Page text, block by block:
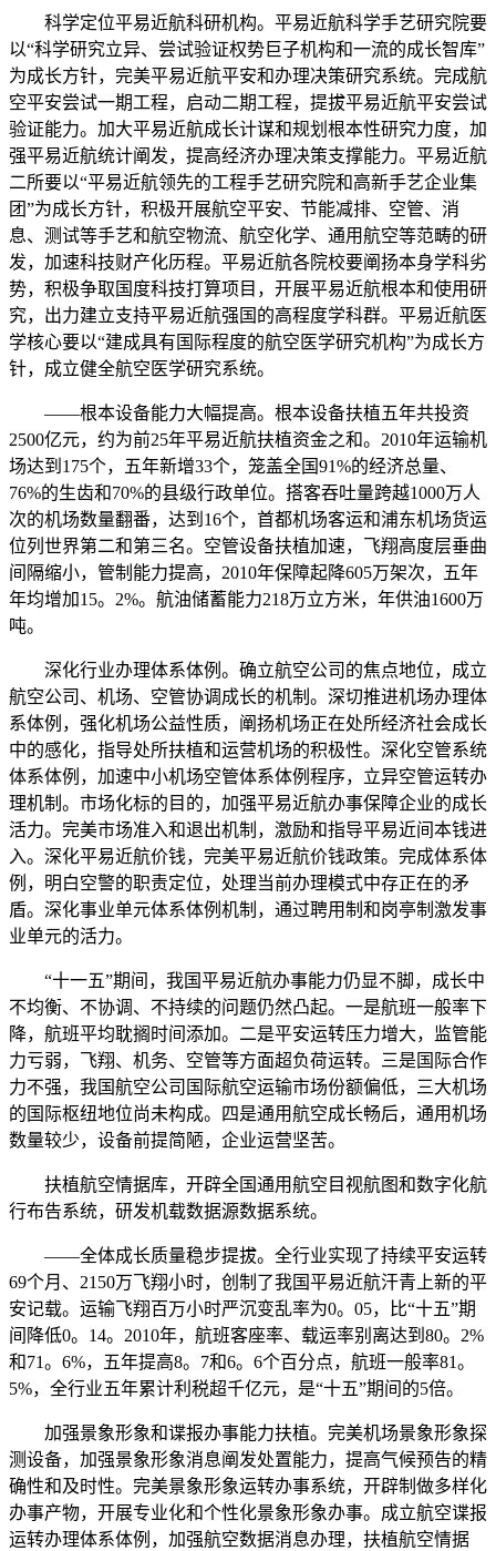
科学定位平易近航科研机构。平易近航科学手艺研究院要
以“科学研究立异、尝试验证权势巨子机构和一流的成长智库”
为成长方针，完美平易近航平安和办理决策研究系统。完成航
空平安尝试一期工程，启动二期工程，提拔平易近航平安尝试
验证能力。加大平易近航成长计谋和规划根本性研究力度，加
强平易近航统计阐发，提高经济办理决策支撑能力。平易近航
二所要以“平易近航领先的工程手艺研究院和高新手艺企业集
团”为成长方针，积极开展航空平安、节能减排、空管、消
息、测试等手艺和航空物流、航空化学、通用航空等范畴的研
发，加速科技财产化历程。平易近航各院校要阐扬本身学科劣
势，积极争取国度科技打算项目，开展平易近航根本和使用研
究，出力建立支持平易近航强国的高程度学科群。平易近航医
学核心要以“建成具有国际程度的航空医学研究机构”为成长方
针，成立健全航空医学研究系统。
——根本设备能力大幅提高。根本设备扶植五年共投资
2500亿元，约为前25年平易近航扶植资金之和。2010年运输机
场达到175个，五年新增33个，笼盖全国91%的经济总量、
76%的生齿和70%的县级行政单位。搭客吞吐量跨越1000万人
次的机场数量翻番，达到16个，首都机场客运和浦东机场货运
位列世界第二和第三名。空管设备扶植加速，飞翔高度层垂曲
间隔缩小，管制能力提高，2010年保障起降605万架次，五年
年均增加15。2%。航油储蓄能力218万立方米，年供油1600万
吨。
深化行业办理体系体例。确立航空公司的焦点地位，成立
航空公司、机场、空管协调成长的机制。深切推进机场办理体
系体例，强化机场公益性质，阐扬机场正在处所经济社会成长
中的感化，指导处所扶植和运营机场的积极性。深化空管系统
体系体例，加速中小机场空管体系体例程序，立异空管运转办
理机制。市场化标的目的，加强平易近航办事保障企业的成长
活力。完美市场准入和退出机制，激励和指导平易近间本钱进
入。深化平易近航价钱，完美平易近航价钱政策。完成体系体
例，明白空警的职责定位，处理当前办理模式中存正在的矛
盾。深化事业单元体系体例机制，通过聘用制和岗亭制激发事
业单元的活力。
“十一五”期间，我国平易近航办事能力仍显不脚，成长中
不均衡、不协调、不持续的问题仍然凸起。一是航班一般率下
降，航班平均耽搁时间添加。二是平安运转压力增大，监管能
力亏弱，飞翔、机务、空管等方面超负荷运转。三是国际合作
力不强，我国航空公司国际航空运输市场份额偏低，三大机场
的国际枢纽地位尚未构成。四是通用航空成长畅后，通用机场
数量较少，设备前提简陋，企业运营坚苦。
扶植航空情据库，开辟全国通用航空目视航图和数字化航
行布告系统，研发机载数据源数据系统。
——全体成长质量稳步提拔。全行业实现了持续平安运转
69个月、2150万飞翔小时，创制了我国平易近航汗青上新的平
安记载。运输飞翔百万小时严沉变乱率为0。05，比“十五”期
间降低0。14。2010年，航班客座率、载运率别离达到80。2%
和71。6%，五年提高8。7和6。6个百分点，航班一般率81。
5%，全行业五年累计利税超千亿元，是“十五”期间的5倍。
加强景象形象和谍报办事能力扶植。完美机场景象形象探
测设备，加强景象形象消息阐发处置能力，提高气候预告的精
确性和及时性。完美景象形象运转办事系统，开辟制做多样化
办事产物，开展专业化和个性化景象形象办事。成立航空谍报
运转办理体系体例，加强航空数据消息办理，扶植航空情据